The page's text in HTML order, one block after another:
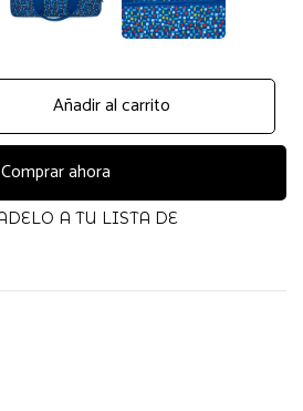
Añadir al carrito
Comprar ahora
A TU LISTA DE